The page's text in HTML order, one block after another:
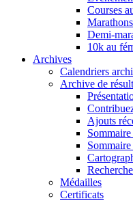
Courses
Demi-
10k au
Archives
Calendriers
Archive de
Ajouts
Médailles
Certificats